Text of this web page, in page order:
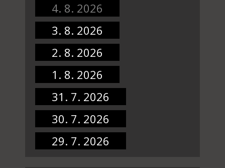
4. 8. 2026
3. 8. 2026
2. 8. 2026
1. 8. 2026
31. 7. 2026
30. 7. 2026
29. 7. 2026